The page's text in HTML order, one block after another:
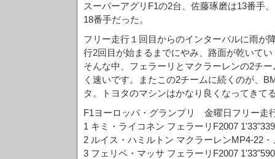
スーパーアグリF1の2台、佐藤琢磨は13番手
18番手だった。
フリー走行１回目からのインターバルに雨が
行2回目が始まるまでにやみ、路面が乾いて
そんな中、フェラーリとマクラーレンの2チ
く速いです。またこの2チームに続くのが、
タ。トヨタのマシンはかなり良くなってきて
F1ヨーロッパ・グランプリ 金曜日フリー走
1 キミ・ライコネン フェラーリF2007 1'33"339
2 ルイス・ハミルトン マクラーレンMP4-22
3 フェリペ・マッサ フェラーリF2007 1'33"590